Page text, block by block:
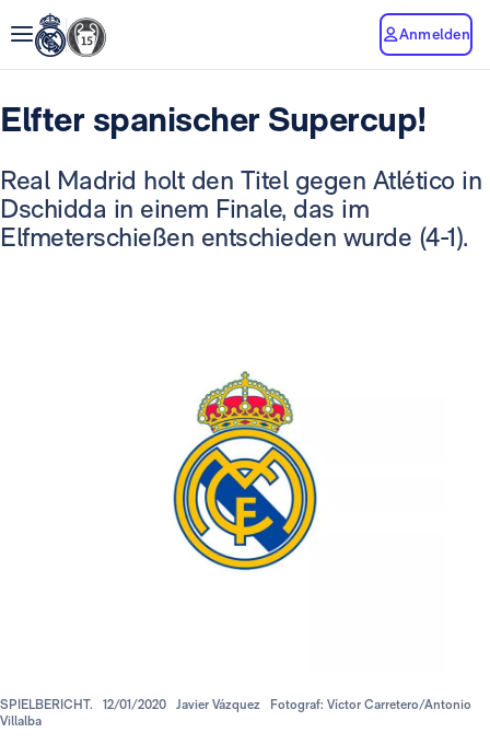
Anmelden
Elfter spanischer Supercup!
Real Madrid holt den Titel gegen Atlético in
Dschidda in einem Finale, das im
Elfmeterschießen entschieden wurde (4-1).
SPIELBERICHT. 12/01/2020 Javier Vázquez
Fotograf: Víctor Carretero/Antonio
Villalba